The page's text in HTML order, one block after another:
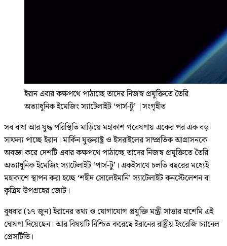
ইরান এবার কক্ষপথে পাঠাচ্ছে তাদের নিজস্ব প্রযুক্তিতে তৈরি
অত্যাধুনিক ইমেজিং স্যাটেলাইট ‘পার্স-টু’ |সংগৃহীত
সব বাধা আর যুদ্ধ পরিস্থিতি মাড়িয়ে মহাকাশ গবেষণায় একের পর এক বড়
সাফল্য পাচ্ছে ইরান। মার্কিন যুক্তরাষ্ট্র ও ইসরাইলের সাম্প্রতিক আগ্রাসনকে
অবজ্ঞা করে দেশটি এবার কক্ষপথে পাঠাচ্ছে তাদের নিজস্ব প্রযুক্তিতে তৈরি
অত্যাধুনিক ইমেজিং স্যাটেলাইট ‘পার্স-টু’। একইসাথে চলতি বছরের মধ্যেই
মহাকাশে স্থাপন করা হচ্ছে ‘শহীদ সোলেইমানি’ স্যাটেলাইট কনস্টেলেশন বা
কৃত্রিম উপগ্রহের জোট।
বুধবার (১৭ জুন) ইরানের তথ্য ও যোগাযোগ প্রযুক্তি মন্ত্রী সাত্তার হাশেমি এই
ঘোষণা দিয়েছেন। আর বিষয়টি নিশ্চিত করেছে ইরানের রাষ্ট্রীয় ইংরেজি চ্যানেল
প্রেসটিভি।